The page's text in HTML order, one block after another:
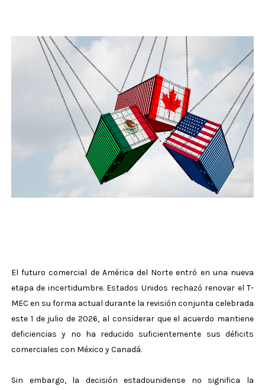
El futuro comercial de América del Norte entró en una nueva
etapa de incertidumbre. Estados Unidos rechazó renovar el T-
MEC en su forma actual durante la revisión conjunta celebrada
este 1 de julio de 2026, al considerar que el acuerdo mantiene
deficiencias y no ha reducido suficientemente sus déficits
comerciales con México y Canadá.
Sin embargo, la decisión estadounidense no significa la